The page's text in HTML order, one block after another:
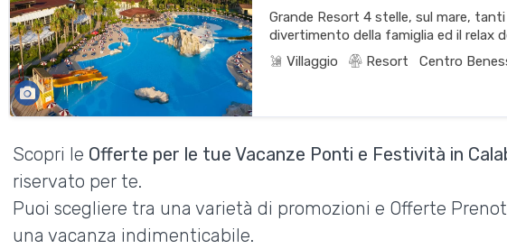
Grande Resort 4 stelle, sul mare,
divertimento della famiglia ed il relax
Villaggio
Resort Centro
Scopri le Offerte per le tue Vacanze Ponti e Festività in
riservato per te.
Puoi scegliere tra una varietà di promozioni e Offerte
una vacanza indimenticabile.